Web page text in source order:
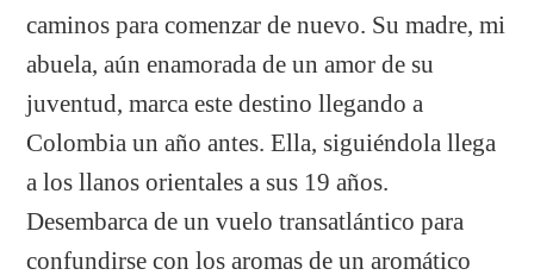
caminos para comenzar de nuevo. Su madre, mi
abuela, aún enamorada de un amor de su
juventud, marca este destino llegando a
Colombia un año antes. Ella, siguiéndola llega
a los llanos orientales a sus 19 años.
Desembarca de un vuelo transatlántico para
confundirse con los aromas de un aromático